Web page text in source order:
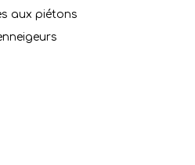
aux piétons